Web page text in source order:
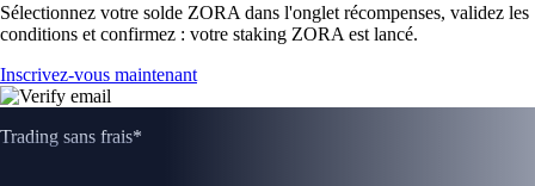
Sélectionnez votre solde ZORA dans l'onglet récompenses, validez les
conditions et confirmez : votre staking ZORA est lancé.
Inscrivez-vous maintenant
Trading sans frais*